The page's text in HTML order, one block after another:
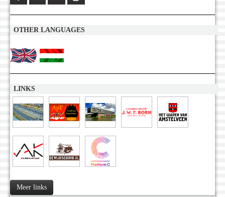
OTHER LANGUAGES
LINKS
Meer links